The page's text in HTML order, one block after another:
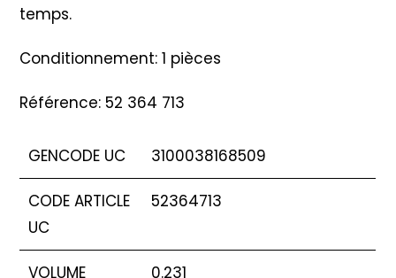
temps.
Conditionnement: 1 pièces
Référence: 52 364 713
GENCODE UC 3100038168509
CODE ARTICLE
UC
52364713
VOLUME 0.231